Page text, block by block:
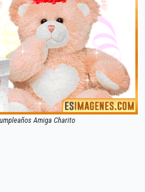
Amiga Charito